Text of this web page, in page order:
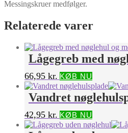
Messingskruer medfølger.
Relaterede varer
Lågegreb med
66,95 kr. KØB NU
Vandret
42,95 kr. KØB NU